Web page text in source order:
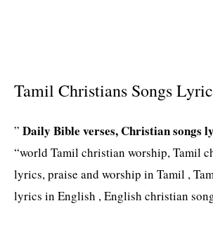
Tamil Christians Songs
” Daily Bible verses, Christian songs
“world Tamil christian worship, Tamil
lyrics, praise and worship in Tamil ,
lyrics in English , English christian